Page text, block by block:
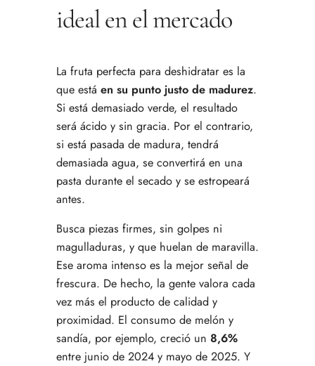
ideal en el mercado
La fruta perfecta para deshidratar es la
que está en su punto justo de madurez.
Si está demasiado verde, el resultado
será ácido y sin gracia. Por el contrario,
si está pasada de madura, tendrá
demasiada agua, se convertirá en una
pasta durante el secado y se estropeará
antes.
Busca piezas firmes, sin golpes ni
magulladuras, y que huelan de maravilla.
Ese aroma intenso es la mejor señal de
frescura. De hecho, la gente valora cada
vez más el producto de calidad y
proximidad. El consumo de melón y
sandía, por ejemplo, creció un 8,6%
entre junio de 2024 y mayo de 2025. Y